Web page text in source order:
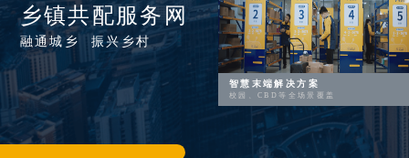
乡镇共配服务网
融通城乡 振兴乡村
智慧末端解决方案
校园、CBD等全场景覆盖